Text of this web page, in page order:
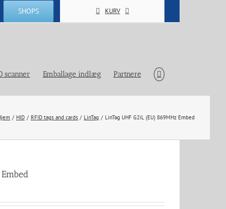
SHOPS KURV
scanner Emballage indlæg Partnere
HID RFID tags and cards LinTag LinTag UHF G2iL (EU) 869MHz Embed